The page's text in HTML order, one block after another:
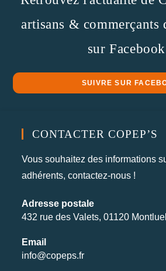
artisans & commerçants
sur
SUIVRE SUR
CONTACTER COPEP’S
Vous souhaitez des informations
adhérents, contactez-nous !
Adresse postale
432 rue des Valets, 01120 Montluel
Email
info@copeps.fr